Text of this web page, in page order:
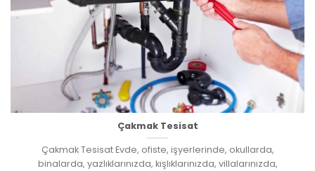
Çakmak Tesisat
Çakmak Tesisat Evde, ofiste, işyerlerinde, okullarda,
binalarda, yazlıklarınızda, kışlıklarınızda, villalarınızda,